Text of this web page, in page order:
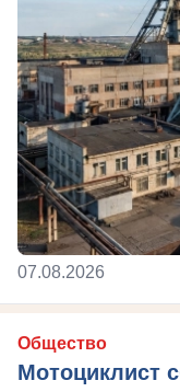
07.08.2026
Общество
Мотоциклист